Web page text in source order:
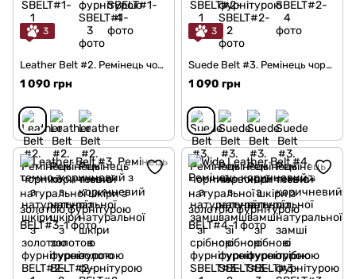
3
Leather Belt #2. Ремінець чорний з натуральної шкіри з золотою фурнітурою
1 090 грн
3
Suede Belt #3. Ремінець чорний з натуральної замші зі срібною фурнітурою
1 090 грн